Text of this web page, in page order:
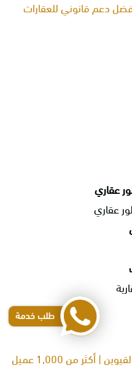
دعم قانوني للعقارات
عقاري
عقاري
مكتب محاماة في ام القيوين | أكثر من 1,000 عميل
طلب خدمة